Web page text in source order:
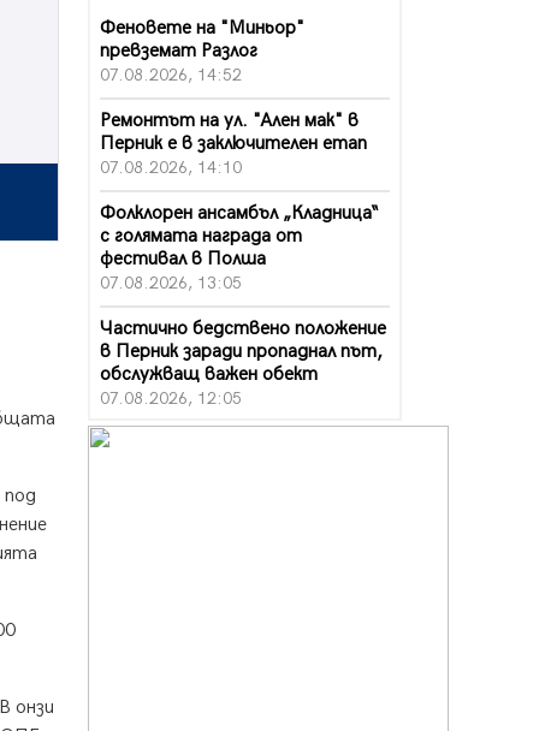
под
онзи
Феновете на "Миньор"
превземат Разлог
07.08.2026, 14:52
Ремонтът на ул. "Ален мак" в
Перник е в заключителен етап
07.08.2026, 14:10
Фолклорен ансамбъл „Кладница“
с голямата награда от
фестивал в Полша
07.08.2026, 13:05
Частично бедствено положение
в Перник заради пропаднал път,
обслужващ важен обект
07.08.2026, 12:05
Да отговорим на жегите с филм